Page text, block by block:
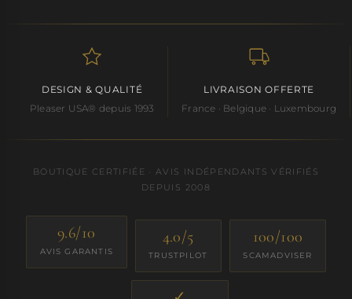
DESIGN & QUALITÉ
Pleaser USA® depuis 1993
LIVRAISON OFFERTE
France · Belgique · Luxembourg
BOUTIQUE CERTIFIÉE · AVIS INDÉPENDANTS VÉRIFIÉS
DEPUIS 2008
9.6/10
AVIS GARANTIS
4.0/5
TRUSTPILOT
100/100
SCAMADVISER